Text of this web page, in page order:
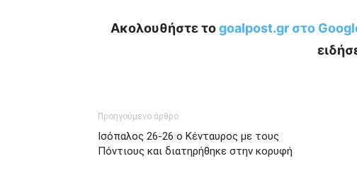
Ακολουθήστε τοgoalpost.gr στο
Προηγούμενο άρθρο
Ισόπαλος 26-26 ο Κένταυρος με τους
Πόντιους και διατηρήθηκε στην κορυφή